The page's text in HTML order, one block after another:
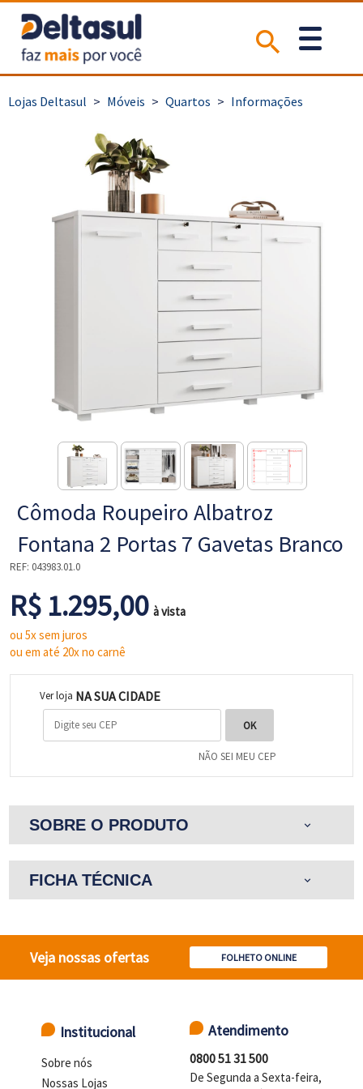
> Móveis > Quartos > Informações
Cômoda Roupeiro Albatroz
Fontana 2 Portas 7 Gavetas Branco
REF: 043983.01.0
R$ 1.295,00à vista
ou 5x sem juros
ou em até 20x no carnê
Ver loja NA SUA CIDADE
NÃO SEI MEU CEP
SOBRE O PRODUTO expand_more
FICHA TÉCNICA expand_more
Veja nossas ofertas FOLHETO ONLINE
Institucional
Sobre nós
Nossas Lojas
Atendimento
0800 51 31 500
De Segunda a Sexta-feira,